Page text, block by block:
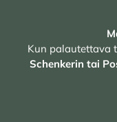
Kun palautettava
Schenkerin tai